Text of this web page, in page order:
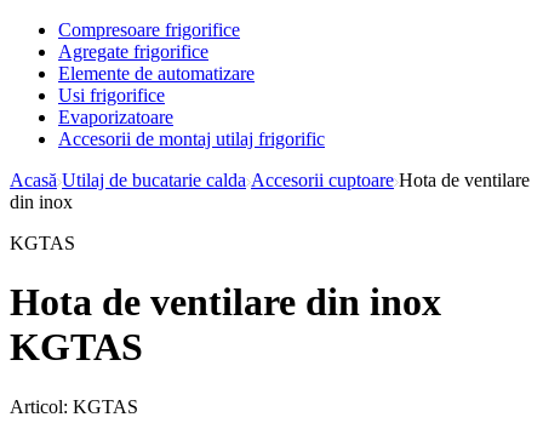
Compresoare frigorifice
Agregate frigorifice
Elemente de automatizare
Usi frigorifice
Evaporizatoare
Accesorii de montaj utilaj frigorific
Acasă Utilaj de bucatarie calda Accesorii cuptoare Hota de ventilare
din inox
KGTAS
Hota de ventilare din inox
KGTAS
Articol: KGTAS